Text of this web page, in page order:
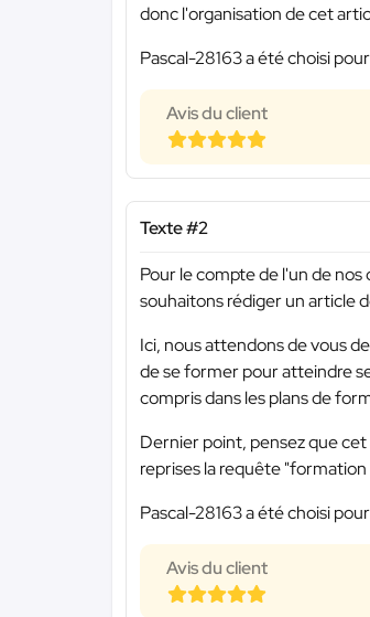
donc l'organisation de cet
Pascal-28163 a été choisi
Avis du client
Texte #2
Pour le compte de l'un de
souhaitons rédiger un article
Ici, nous attendons de vous
de se former pour atteindre
compris dans les plans de
Dernier point, pensez que
reprises la requête
Pascal-28163 a été choisi
Avis du client